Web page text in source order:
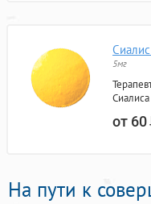
5мг
от 60
На пути к